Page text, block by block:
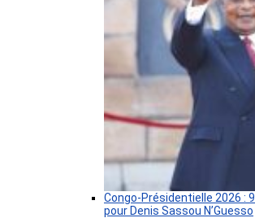
Congo-Présidentielle 2026 :
pour Denis Sassou N’Guesso